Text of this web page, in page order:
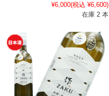
¥6,000(税込 ¥6,600)
在庫 2 本